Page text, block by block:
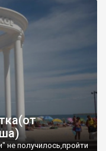
не получилось,пройти